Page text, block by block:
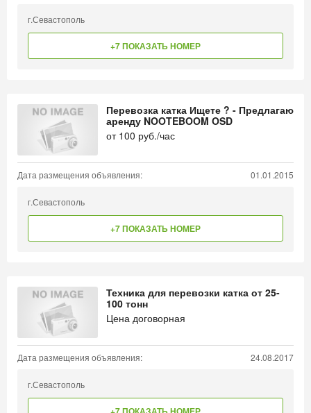
г.Севастополь
+7 ПОКАЗАТЬ НОМЕР
Перевозка катка Ищете ? - Предлагаю
аренду NOOTEBOOM OSD
от 100 руб./час
Дата размещения объявления: 01.01.2015
г.Севастополь
+7 ПОКАЗАТЬ НОМЕР
Техника для перевозки катка от 25-
100 тонн
Цена договорная
Дата размещения объявления: 24.08.2017
г.Севастополь